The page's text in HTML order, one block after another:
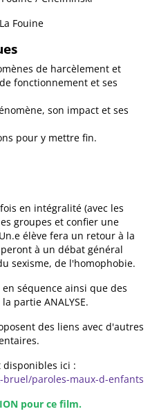
Fouine
de harcèlement et
fonctionnement et ses
son impact et ses
pour y mettre fin.
en intégralité (avec les
groupes et confier une
élève fera un retour à la
à un débat général
sexisme, de l'homophobie.
séquence ainsi que des
partie ANALYSE.
des liens avec d'autres
disponibles ici :
paroles-maux-d-enfants
pour ce film.